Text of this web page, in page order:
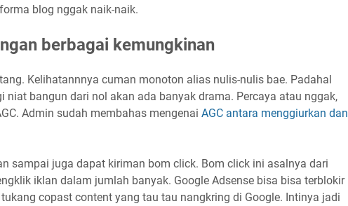
blog nggak naik-naik.
berbagai kemungkinan
Kelihatannnya cuman monoton alias nulis-nulis bae. Padahal
niat bangun dari nol akan ada banyak drama. Percaya atau nggak,
Admin sudah membahas mengenai AGC antara menggiurkan dan
sampai juga dapat kiriman bom click. Bom click ini asalnya dari
iklan dalam jumlah banyak. Google Adsense bisa bisa terblokir
copast content yang tau tau nangkring di Google. Intinya jadi